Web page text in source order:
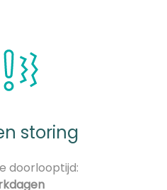
storing
doorlooptijd: